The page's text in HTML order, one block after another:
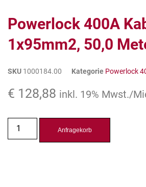
Powerlock 400A
1x95mm2, 50,0
SKU 1000184.00 Kategorie Powerlock
€ 128,88 inkl. 19% Mwst./
Anfragekorb